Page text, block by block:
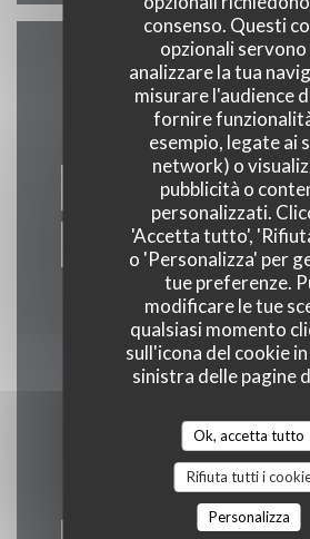
consenso. Questi
opzionali
analizzare la tua
misurare l'audience
fornire
esempio, legate ai
network) o
pubblicità o
personalizzati.
'Accetta tutto',
o 'Personalizza' per
tue preferenze.
modificare le tue
qualsiasi momento
sull'icona del cookie in
sinistra delle pagine
Ok, accetta tutto
Rifiuta tutti i
Personalizza
PRENOTA
Rimani
Iscriversi alla nostra newsletter per
personalizzate e offerte di